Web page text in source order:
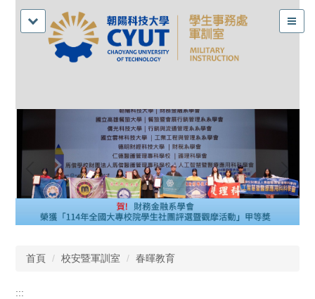
首頁 校安暨軍訓室 春暉教育
:::